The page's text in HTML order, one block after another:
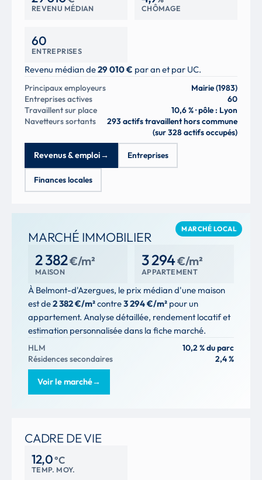
REVENU MÉDIAN CHÔMAGE
60
ENTREPRISES
Revenu médian de29 010 € par an et par UC.
Principaux employeurs
Mairie (1983)
Entreprises actives
60
Travaillent sur place
10,6 % · pôle : Lyon
Navetteurs sortants
293 actifs travaillent hors commune
(sur 328 actifs occupés)
Revenus & emploi→ Entreprises
Finances locales
MARCHÉ LOCAL
MARCHÉ IMMOBILIER
2 382€/m²
MAISON
3 294€/m²
APPARTEMENT
À Belmont-d'Azergues, le prix médian d'une maison
est de2 382 €/m²contre3 294 €/m² pour un
appartement. Analyse détaillée, rendement locatif et
estimation personnalisée dans la fiche marché.
HLM
10,2 % du parc
Résidences secondaires
2,4 %
Voir le marché→
CADRE DE VIE
12,0°C
TEMP. MOY.